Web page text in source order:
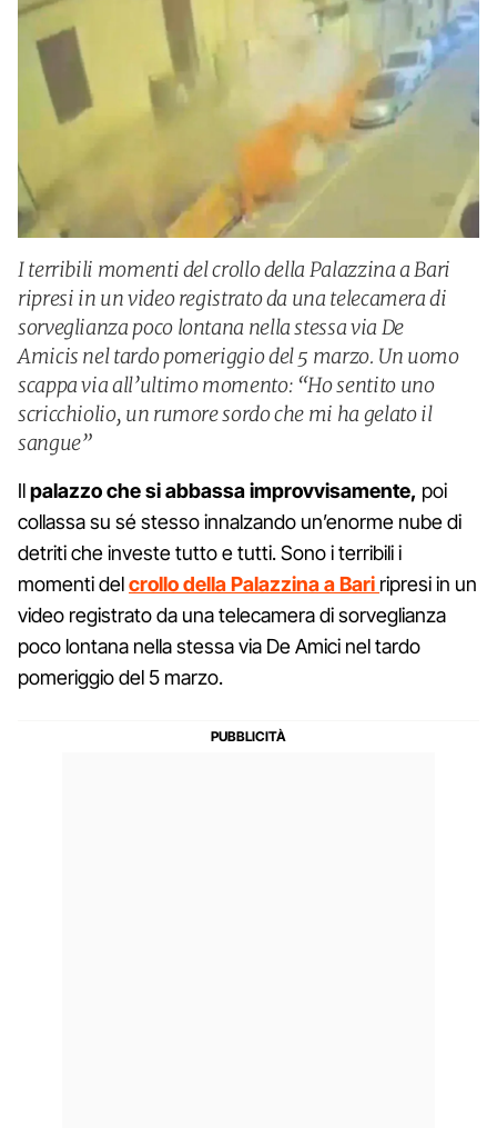
I terribili momenti del crollo della Palazzina a Bari
ripresi in un video registrato da una telecamera di
sorveglianza poco lontana nella stessa via De
Amicis nel tardo pomeriggio del 5 marzo. Un uomo
scappa via all’ultimo momento: “Ho sentito uno
scricchiolio, un rumore sordo che mi ha gelato il
sangue”
Ilpalazzo che si abbassa improvvisamente, poi
collassa su sé stesso innalzando un’enorme nube di
detriti che investe tutto e tutti. Sono i terribili i
momenti delcrollo della Palazzina a Bari ripresi in un
video registrato da una telecamera di sorveglianza
poco lontana nella stessa via De Amici nel tardo
pomeriggio del 5 marzo.